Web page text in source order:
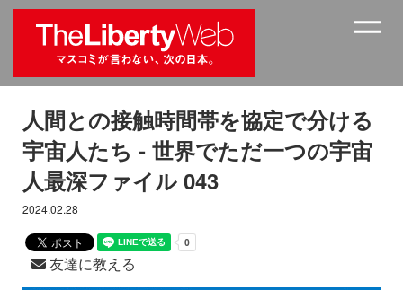
人間との接触時間帯を協定で分ける
宇宙人たち - 世界でただ一つの宇宙
人最深ファイル 043
2024.02.28
友達に教える